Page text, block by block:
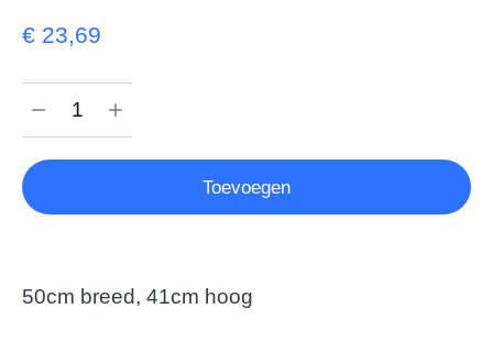
€ 23,69
Toevoegen
50cm breed, 41cm hoog